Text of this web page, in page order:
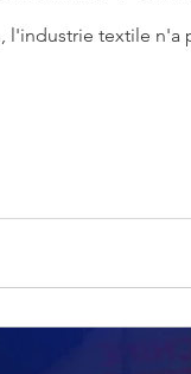
n'a pas de concept